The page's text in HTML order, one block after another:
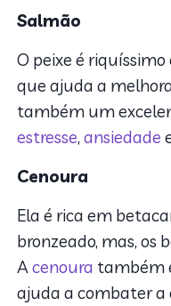
Salmão
O peixe é
que ajuda a
também um
estresse,ansiedade
Cenoura
Ela é rica em
bronzeado, mas, os
Acenoura também
ajuda a combater a